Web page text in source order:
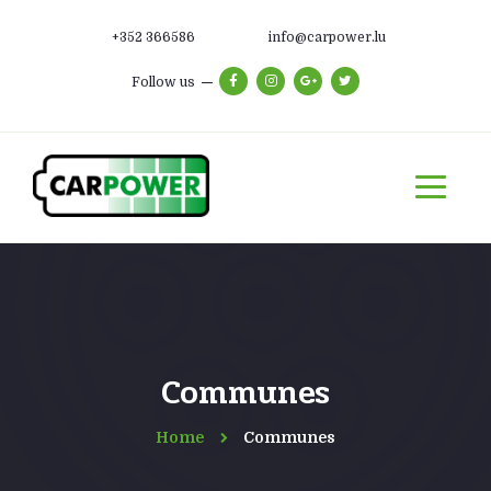
+352 366586 info@carpower.lu
Follow us
Communes
Home Communes